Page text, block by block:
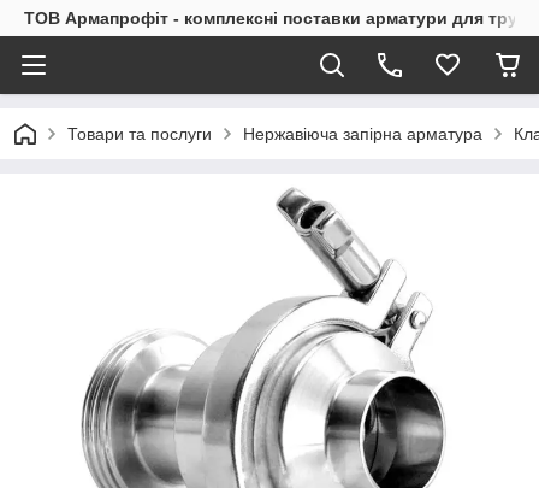
ТОВ Армапрофіт - комплексні поставки арматури для
Товари та послуги Нержавіюча запірна арматура